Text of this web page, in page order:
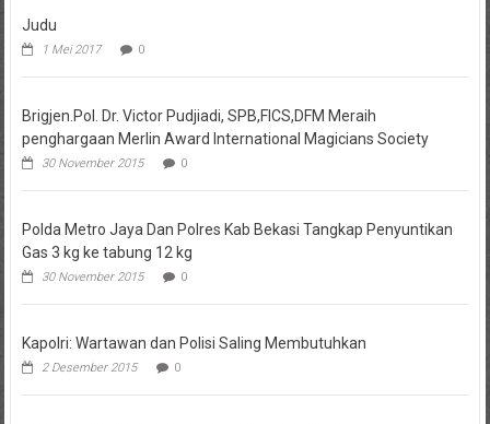
Judu
1 Mei 2017 0
Brigjen.Pol. Dr. Victor Pudjiadi, SPB,FICS,DFM Meraih
penghargaan Merlin Award International Magicians Society
30 November 2015 0
Polda Metro Jaya Dan Polres Kab Bekasi Tangkap Penyuntikan
Gas 3 kg ke tabung 12 kg
30 November 2015 0
Kapolri: Wartawan dan Polisi Saling Membutuhkan
2 Desember 2015 0